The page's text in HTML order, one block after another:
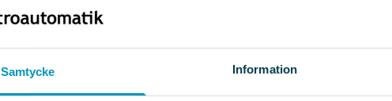
Samtycke Information
valideras: Idrifttagningen i
27 maj 2025 10 april 2025